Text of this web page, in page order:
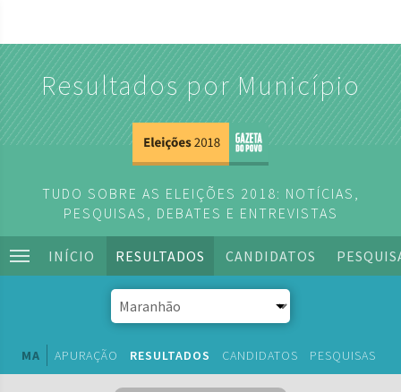
Resultados por Município
TUDO SOBRE AS ELEIÇÕES 2018: NOTÍCIAS,
PESQUISAS, DEBATES E ENTREVISTAS
INÍCIO RESULTADOS CANDIDATOS
MA APURAÇÃO RESULTADOS CANDIDATOS PESQUISAS